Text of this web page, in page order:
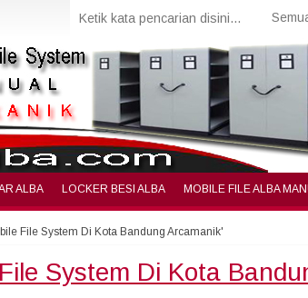
ALBA LOCKER BESI ALBA MOBILE FILE ALBA
File System Di Kota Bandung Arcamanik'
System Di Kota